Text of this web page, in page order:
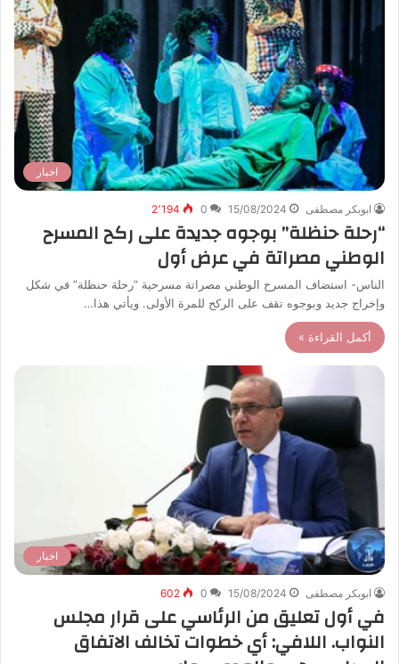
اخبار
ابوبكر مصطفى 15/08/2024
0 2٬194
“رحلة حنظلة” بوجوه جديدة على ركح المسرح
الوطني مصراتة في عرض أول
الناس- استضاف المسرح الوطني مصراتة مسرحية “رحلة حنظلة” في شكل
وإخراج جديد وبوجوه تقف على الركح للمرة الأولى. ويأتي هذا…
أكمل القراءة »
اخبار
ابوبكر مصطفى 15/08/2024
0
602
في أول تعليق من الرئاسي على قرار مجلس
النواب. اللافي: أي خطوات تخالف الاتفاق